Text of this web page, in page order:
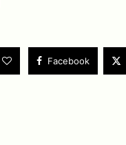
Facebook